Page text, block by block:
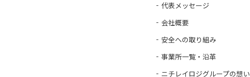
代表メッセージ
会社概要
安全への取り組み
事業所一覧・沿革
ニチレイロジグループの想い